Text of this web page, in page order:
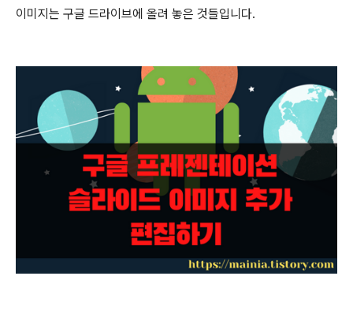
이미지는 구글 드라이브에 올려 놓은 것들입니다.